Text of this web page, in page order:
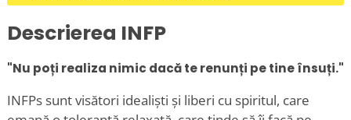
Descrierea INFP
"Nu poți realiza nimic dacă te renunți pe tine însuți."
INFPs sunt visători idealiști și liberi cu spiritul, care